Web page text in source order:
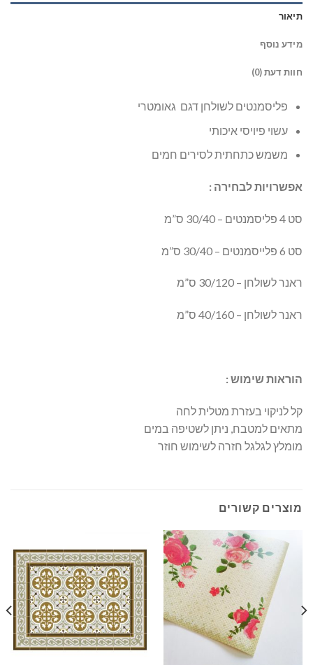
תיאור
מידע נוסף
חוות דעת (0)
פליסמנטים לשולחן דגם גאומטרי
עשוי פיויסי איכותי
משמש כתחתית לסירים חמים
אפשרויות לבחירה :
סט 4 פליסמנטים – 30/40 ס”מ
סט 6 פלייסמנטים – 30/40 ס”מ
ראנר לשולחן – 30/120 ס”מ
ראנר לשולחן – 40/160 ס”מ
הוראות שימוש :
קל לניקוי בעזרת מטלית לחה
מתאים למטבח, ניתן לשטיפה במים
מומלץ לגלגל חזרה לשימוש חוזר
מוצרים קשורים